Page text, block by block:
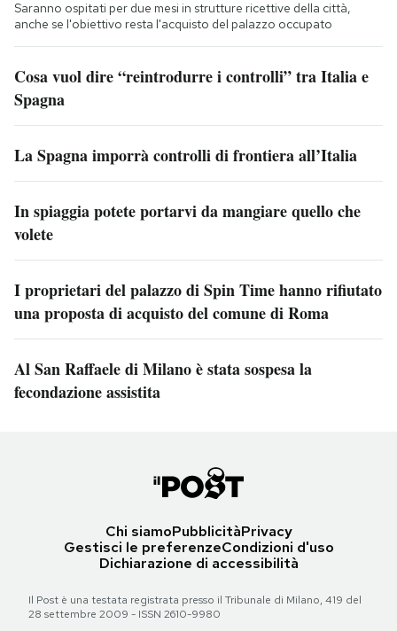
Saranno ospitati per due mesi in strutture ricettive della città,
anche se l'obiettivo resta l'acquisto del palazzo occupato
Cosa vuol dire “reintrodurre i controlli” tra Italia e
Spagna
La Spagna imporrà controlli di frontiera all’Italia
In spiaggia potete portarvi da mangiare quello che
volete
I proprietari del palazzo di Spin Time hanno rifiutato
una proposta di acquisto del comune di Roma
Al San Raffaele di Milano è stata sospesa la
fecondazione assistita
Chi siamoPubblicitàPrivacy
Gestisci le preferenzeCondizioni d'uso
Dichiarazione di accessibilità
Il Post è una testata registrata presso il Tribunale di Milano, 419 del
28 settembre 2009 - ISSN 2610-9980